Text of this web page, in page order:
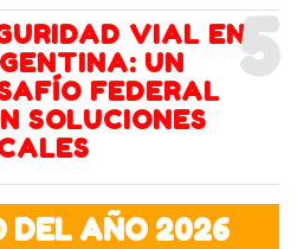
5
VIAL EN
UN
FEDERAL
SOLUCIONES
DEL AÑO 2026